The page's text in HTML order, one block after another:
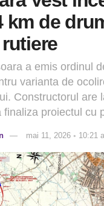
km de
a emis ordinul
varianta de
Constructorul are
finaliza proiectul cu
mai 11, 2026 ◦ 10:21